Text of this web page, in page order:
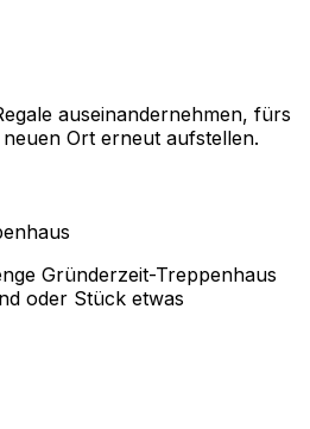
auseinandernehmen, fürs
Ort erneut aufstellen.
Gründerzeit-Treppenhaus
oder Stück etwas